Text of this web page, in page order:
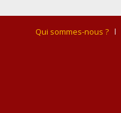
Qui sommes-nous ?